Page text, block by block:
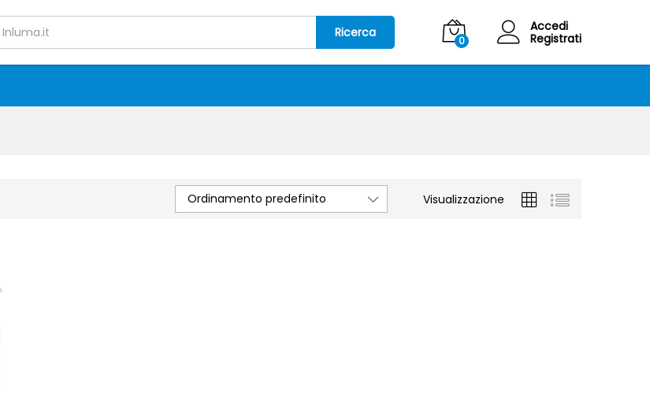
Ricerca
0
Accedi
Registrati
Visualizzazione
Ordinamento predefinito